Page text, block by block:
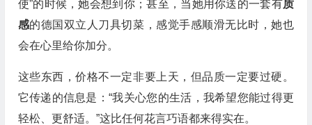
使”的时候，她会想到你；甚至，当她用你送的一套有质
感的德国双立人刀具切菜，感觉手感顺滑无比时，她也
会在心里给你加分。
这些东西，价格不一定非要上天，但品质一定要过硬。
它传递的信息是：“我关心您的生活，我希望您能过得更
轻松、更舒适。”这比任何花言巧语都来得实在。